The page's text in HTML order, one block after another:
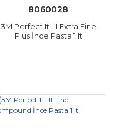
8060028
3M Perfect It-III Extra Fine
Plus İnce Pasta 1 lt